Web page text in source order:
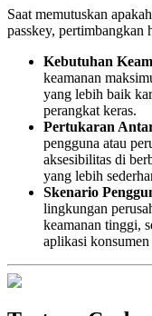
Saat memutuskan
passkey, pertimbangkan
Kebutuhan
keamanan
yang lebih baik
perangkat keras.
Pertukaran
pengguna atau
aksesibilitas di
yang lebih
Skenario
lingkungan
keamanan tinggi,
aplikasi